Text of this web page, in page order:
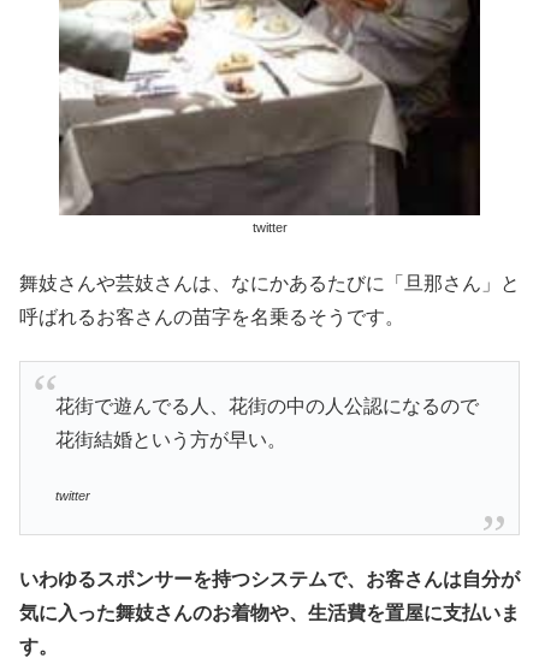
twitter
舞妓さんや芸妓さんは、なにかあるたびに「旦那さん」と
呼ばれるお客さんの苗字を名乗るそうです。
花街で遊んでる人、花街の中の人公認になるので
花街結婚という方が早い。
twitter
いわゆるスポンサーを持つシステムで、お客さんは自分が
気に入った舞妓さんのお着物や、生活費を置屋に支払いま
す。